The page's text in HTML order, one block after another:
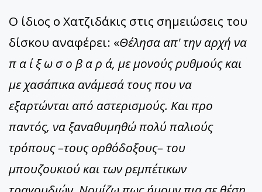
Ο ίδιος ο Χατζιδάκις στις σημειώσεις του
δίσκου αναφέρει: «Θέλησα απ' την αρχή να
π α ί ξ ω σ ο β α ρ ά, με μονούς ρυθμούς και
με χασάπικα ανάμεσά τους που να
εξαρτώνται από αστερισμούς. Και προ
παντός, να ξαναθυμηθώ πολύ παλιούς
τρόπους –τους ορθόδοξους– του
μπουζουκιού και των ρεμπέτικων